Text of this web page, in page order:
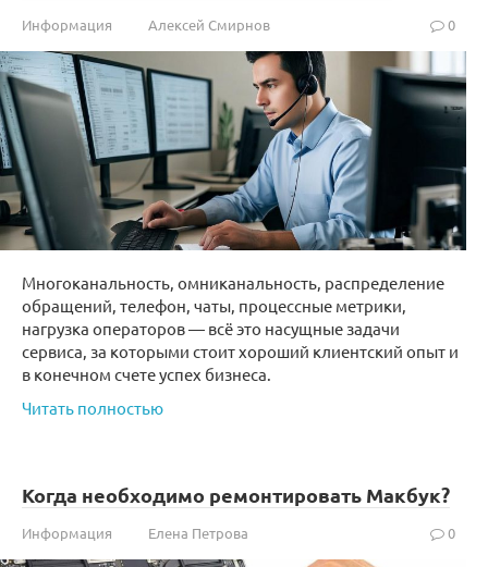
Информация Алексей Смирнов 0
Многоканальность, омниканальность, распределение
обращений, телефон, чаты, процессные метрики,
нагрузка операторов — всё это насущные задачи
сервиса, за которыми стоит хороший клиентский опыт и
в конечном счете успех бизнеса.
Читать полностью
Когда необходимо ремонтировать Макбук?
Информация Елена Петрова 0